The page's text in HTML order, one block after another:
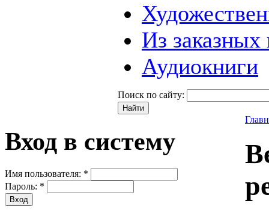
Из заказных
Аудиокниги
Поиск по сайту:
Вход в систему
Имя пользователя: *
Пароль: *